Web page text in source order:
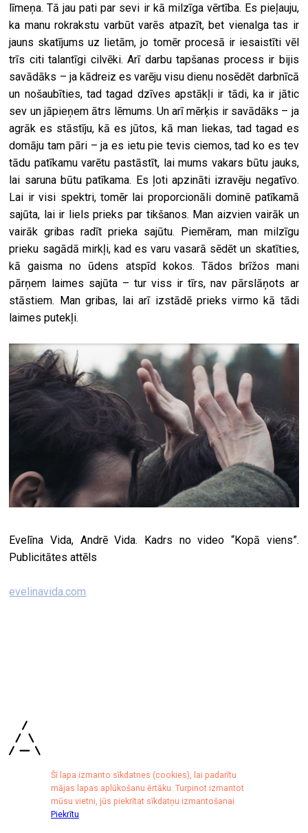
līmeņa. Tā jau pati par sevi ir kā milzīga vērtība. Es pieļauju,
ka manu rokrakstu varbūt varēs atpazīt, bet vienalga tas ir
jauns skatījums uz lietām, jo tomēr procesā ir iesaistīti vēl
trīs citi talantīgi cilvēki. Arī darbu tapšanas process ir bijis
savādāks – ja kādreiz es varēju visu dienu nosēdēt darbnīcā
un nošaubīties, tad tagad dzīves apstākļi ir tādi, ka ir jātic
sev un jāpieņem ātrs lēmums. Un arī mērķis ir savādāks – ja
agrāk es stāstīju, kā es jūtos, kā man liekas, tad tagad es
domāju tam pāri – ja es ietu pie tevis ciemos, tad ko es tev
tādu patīkamu varētu pastāstīt, lai mums vakars būtu jauks,
lai saruna būtu patīkama. Es ļoti apzināti izravēju negatīvo.
Lai ir visi spektri, tomēr lai proporcionāli dominē patīkamā
sajūta, lai ir liels prieks par tikšanos. Man aizvien vairāk un
vairāk gribas radīt prieka sajūtu. Piemēram, man milzīgu
prieku sagādā mirkļi, kad es varu vasarā sēdēt un skatīties,
kā gaisma no ūdens atspīd kokos. Tādos brīžos mani
pārņem laimes sajūta – tur viss ir tīrs, nav pārslāņots ar
stāstiem. Man gribas, lai arī izstādē prieks virmo kā tādi
laimes putekļi.
Evelīna Vida, Andrē Vida. Kadrs no video “Kopā viens”.
Publicitātes attēls
evelinavida.com